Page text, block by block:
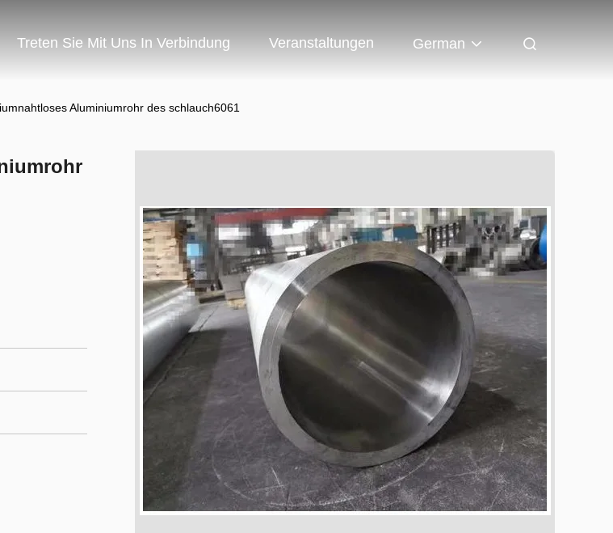
Treten Sie Mit Uns In Verbindung Veranstaltungen German
Aluminiumrohr des schlauch6061